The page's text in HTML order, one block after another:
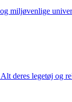
miljøvenlige
deres legetøj og